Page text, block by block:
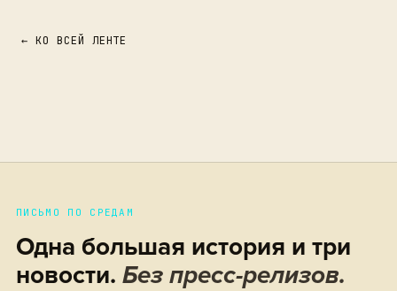
← КО ВСЕЙ ЛЕНТЕ
ПИСЬМО ПО СРЕДАМ
Одна большая история и три
новости. Без пресс-релизов.